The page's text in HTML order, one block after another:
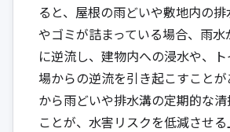
ると、屋根の雨どいや敷地内の
やゴミが詰まっている場合、雨
に逆流し、建物内への浸水や、
場からの逆流を引き起こすこと
から雨どいや排水溝の定期的な
ことが、水害リスクを低減させ